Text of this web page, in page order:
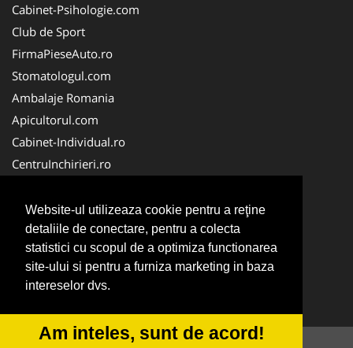
Website-ul utilizeaza cookie pentru a reţine
detaliile de conectare, pentru a colecta
statistici cu scopul de a optimiza functionarea
site-ului si pentru a furniza marketing in baza
intereselor dvs.
Am inteles, sunt de acord!
Cabinet-Psihologie.com
Club de Sport
FirmaPieseAuto.ro
Stomatologul.com
Ambalaje Romania
Apicultorul.com
Cabinet-Individual.ro
CentruInchirieri.ro
FirmaDeratizare.ro
InstructorScoalaAuto.ro
SalonFrizerieCanina.com
Scoala Auto